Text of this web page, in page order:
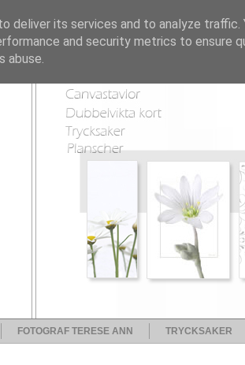
FOTOGRAF TERESE ANN TRYCKSAKER
deliver its services and to analyze traffic.
and security metrics to ensure
abuse.